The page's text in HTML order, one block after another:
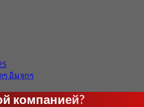
อิ่มจุกๆ
компанией?